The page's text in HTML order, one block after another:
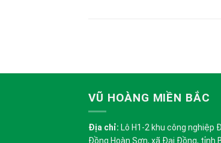
VŨ HOÀNG MIỀN BẮC
Địa chỉ: Lô H1-2 khu công nghiệp
Đồng Hoàn Sơn, xã Đại Đồng, tỉnh